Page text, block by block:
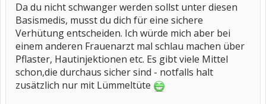
Da du nicht schwanger werden sollst unter diesen
Basismedis, musst du dich für eine sichere
Verhütung entscheiden. Ich würde mich aber bei
einem anderen Frauenarzt mal schlau machen über
Pflaster, Hautinjektionen etc. Es gibt viele Mittel
schon,die durchaus sicher sind - notfalls halt
zusätzlich nur mit Lümmeltüte